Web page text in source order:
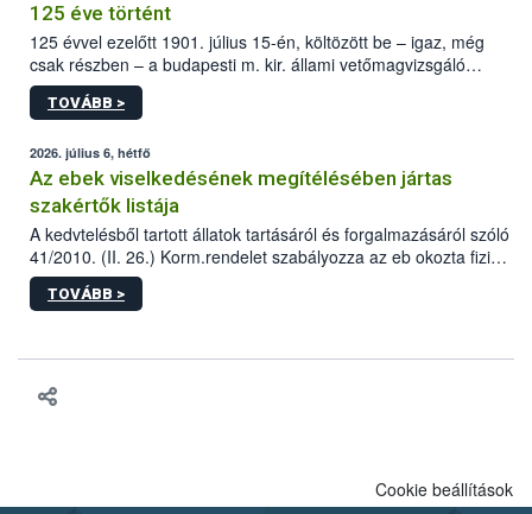
125 éve történt
125 évvel ezelőtt 1901. július 15-én, költözött be – igaz, még
csak részben – a budapesti m. kir. állami vetőmagvizsgáló
állomás a Kis Rókus utca 15. szám alatti, Czigler Győző által
tervezett új épületébe.
TOVÁBB >
2026. július 6, hétfő
Az ebek viselkedésének megítélésében jártas
szakértők listája
A kedvtelésből tartott állatok tartásáról és forgalmazásáról szóló
41/2010. (II. 26.) Korm.rendelet szabályozza az eb okozta fizikai
sérülés, illetve ennek veszélye keletkezésekor felmerülő
hatósági feladatokat, valamint a veszélyes eb tartását és annak
TOVÁBB >
Cookie beállítások